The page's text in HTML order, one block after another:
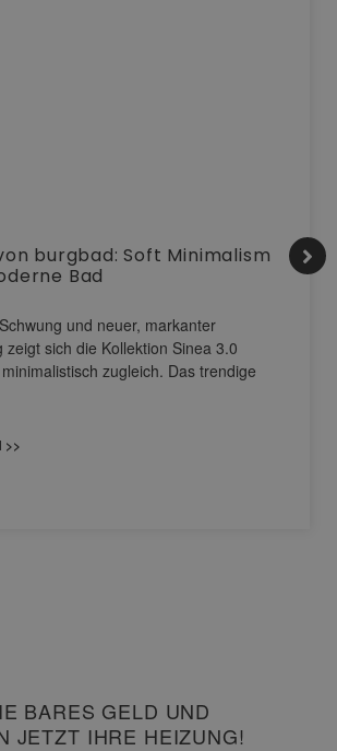
burgbad: Soft Minimalism
Bad
und neuer, markanter
zeigt sich die Kollektion Sinea 3.0
zugleich. Das trendige
>>
BARES GELD UND
JETZT IHRE HEIZUNG!